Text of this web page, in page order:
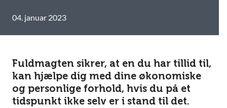
04. januar 2023
Fuldmagten sikrer, at en du har tillid til,
kan hjælpe dig med dine økonomiske
og personlige forhold, hvis du på et
tidspunkt ikke selv er i stand til det.